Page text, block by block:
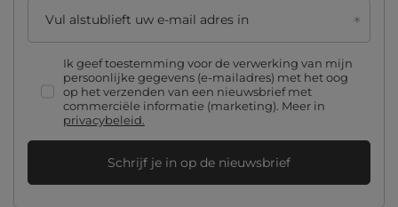
Vul alstublieft uw e-mail adres in
Ik geef toestemming voor de verwerking van mijn
persoonlijke gegevens (e-mailadres) met het oog
op het verzenden van een nieuwsbrief met
commerciële informatie (marketing). Meer in
privacybeleid.
Schrijf je in op de nieuwsbrief